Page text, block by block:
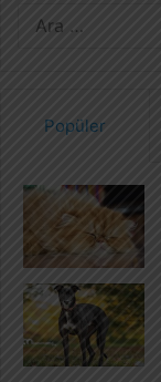
Popüler